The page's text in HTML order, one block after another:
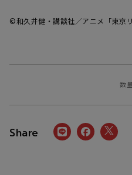
©和久井健・講談社／アニメ「東京
数